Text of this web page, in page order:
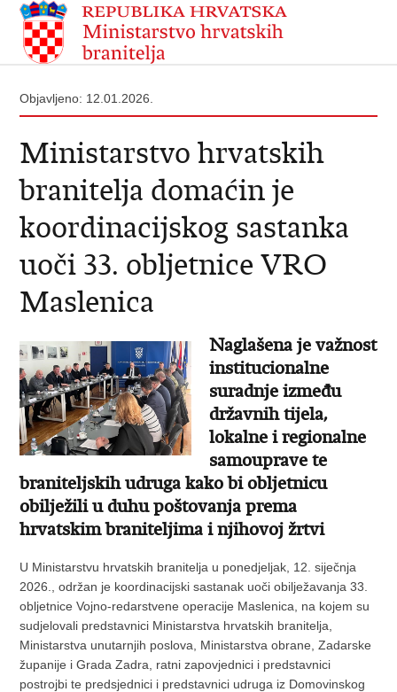
Objavljeno: 12.01.2026.
Ministarstvo hrvatskih
branitelja domaćin je
koordinacijskog sastanka
uoči 33. obljetnice VRO
Maslenica
Naglašena je važnost
institucionalne
suradnje između
državnih tijela,
lokalne i regionalne
samouprave te
braniteljskih udruga kako bi obljetnicu
obilježili u duhu poštovanja prema
hrvatskim braniteljima i njihovoj žrtvi
U Ministarstvu hrvatskih branitelja u ponedjeljak, 12. siječnja
2026., održan je koordinacijski sastanak uoči obilježavanja 33.
obljetnice Vojno-redarstvene operacije Maslenica, na kojem su
sudjelovali predstavnici Ministarstva hrvatskih branitelja,
Ministarstva unutarnjih poslova, Ministarstva obrane, Zadarske
županije i Grada Zadra, ratni zapovjednici i predstavnici
postrojbi te predsjednici i predstavnici udruga iz Domovinskog